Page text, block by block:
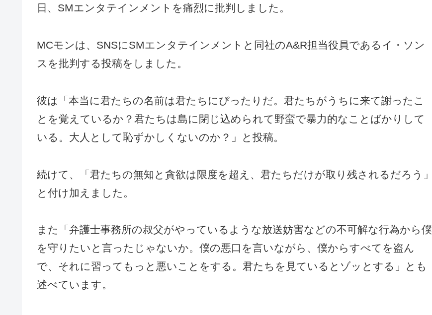
日、SMエンタテインメントを痛烈に批判しました。
MCモンは、SNSにSMエンタテインメントと同社のA&R担当役員であるイ・ソン
スを批判する投稿をしました。
彼は「本当に君たちの名前は君たちにぴったりだ。君たちがうちに来て謝ったこ
とを覚えているか？君たちは島に閉じ込められて野蛮で暴力的なことばかりして
いる。大人として恥ずかしくないのか？」と投稿。
続けて、「君たちの無知と貪欲は限度を超え、君たちだけが取り残されるだろう」
と付け加えました。
また「弁護士事務所の叔父がやっているような放送妨害などの不可解な行為から僕
を守りたいと言ったじゃないか。僕の悪口を言いながら、僕からすべてを盗ん
で、それに習ってもっと悪いことをする。君たちを見ているとゾッとする」とも
述べています。